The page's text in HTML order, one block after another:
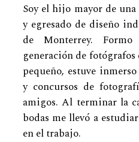
Soy el hijo mayor de
y egresado de diseño
de Monterrey.
generación de
pequeño, estuve
y concursos de
amigos. Al terminar la
bodas me llevó a
en el trabajo.